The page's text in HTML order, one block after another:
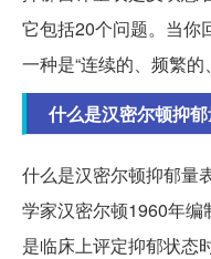
它包括20个问题。当你
一种是“连续的、频繁的
什么是汉密尔顿抑
什么是汉密尔顿抑郁量
学家汉密尔顿1960年
是临床上评定抑郁状态